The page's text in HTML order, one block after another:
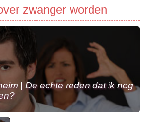
zwanger worden
| De echte reden dat ik nog